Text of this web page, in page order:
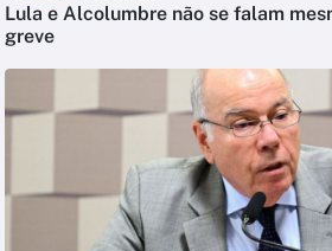
Lula e Alcolumbre não se falam
greve